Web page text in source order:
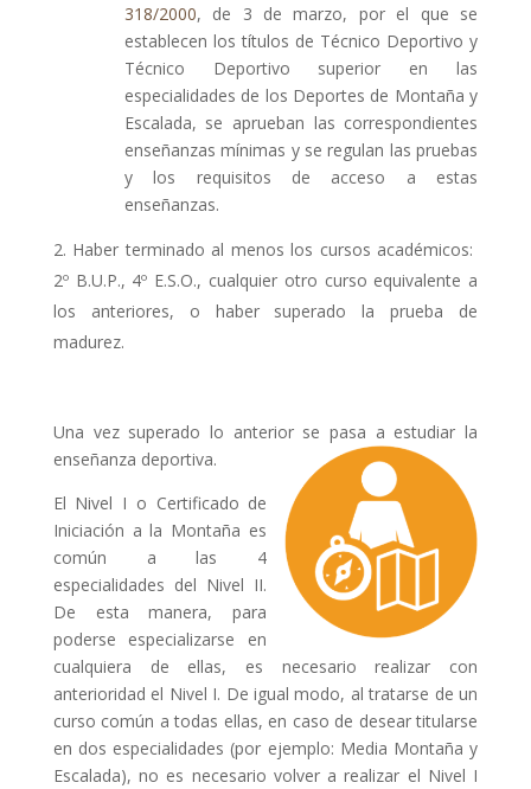
318/2000, de 3 de marzo, por el que se
establecen los títulos de Técnico Deportivo y
Técnico Deportivo superior en las
especialidades de los Deportes de Montaña y
Escalada, se aprueban las correspondientes
enseñanzas mínimas y se regulan las pruebas
y los requisitos de acceso a estas
enseñanzas.
Haber terminado al menos los cursos académicos:
2º B.U.P., 4º E.S.O., cualquier otro curso equivalente a
los anteriores, o haber superado la prueba de
madurez.
Una vez superado lo anterior se pasa a estudiar la
enseñanza deportiva.
El Nivel I o Certificado de
Iniciación a la Montaña es
común a las 4
especialidades del Nivel II.
De esta manera, para
poderse especializarse en
cualquiera de ellas, es necesario realizar con
anterioridad el Nivel I. De igual modo, al tratarse de un
curso común a todas ellas, en caso de desear titularse
en dos especialidades (por ejemplo: Media Montaña y
Escalada), no es necesario volver a realizar el Nivel I